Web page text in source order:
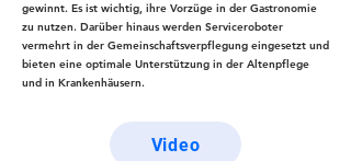
gewinnt. Es ist wichtig, ihre Vorzüge in der Gastronomie
zu nutzen. Darüber hinaus werden Serviceroboter
vermehrt in der Gemeinschaftsverpflegung eingesetzt und
bieten eine optimale Unterstützung in der Altenpflege
und in Krankenhäusern.
Video